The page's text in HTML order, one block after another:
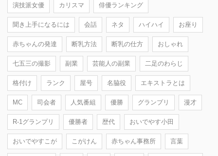
演技派女優 カリスマ 俳優ランキング
聞き上手になるには 会話 ネタ ハイハイ お座り
赤ちゃんの発達 断乳方法 断乳の仕方 おしゃれ
七五三の撮影 副業 芸能人の副業 二足のわらじ
格付け ランク 屋号 名脇役 エキストラとは
MC 司会者 人気番組 優勝 グランプリ 漫才
R-1グランプリ 優勝者 歴代 おいでやす小田
おいでやすこが こがけん 赤ちゃん事務所 言葉